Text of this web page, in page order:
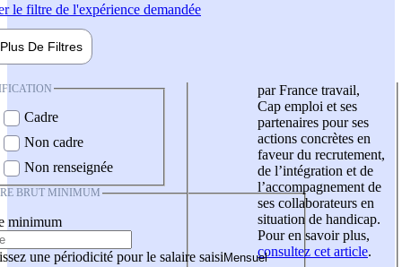
le filtre de l'expérience demandée
Plus De Filtres
Cadre
Non cadre
Non renseignée
BRUT MINIMUM
minimum
une périodicité pour le salaire saisi
par France travail,
Cap emploi et ses
partenaires pour ses
actions concrètes en
faveur du recrutement,
de l’intégration et de
l’accompagnement de
ses collaborateurs en
situation de handicap.
Pour en savoir plus,
consultez cet article.